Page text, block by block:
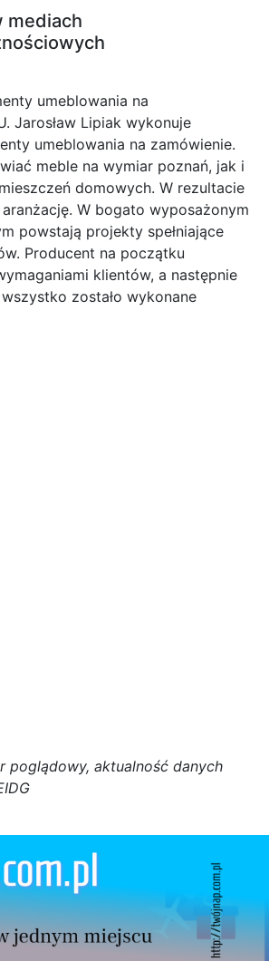
mediach
umeblowania na
Jarosław Lipiak wykonuje
umeblowania na zamówienie.
meble na wymiar poznań, jak i
domowych. W rezultacie
W bogato wyposażonym
powstają projekty spełniające
Producent na początku
klientów, a następnie
zostało wykonane
r poglądowy, aktualność danych